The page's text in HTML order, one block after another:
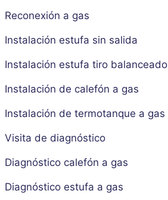
Reconexión a gas
Instalación estufa sin salida
Instalación estufa tiro balanceado
Instalación de calefón a gas
Instalación de termotanque a gas
Visita de diagnóstico
Diagnóstico calefón a gas
Diagnóstico estufa a gas